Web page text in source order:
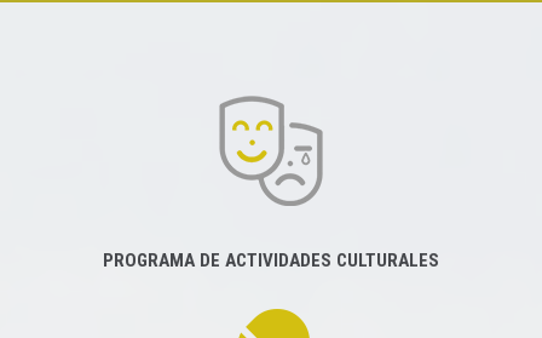
PROGRAMA DE ACTIVIDADES CULTURALES